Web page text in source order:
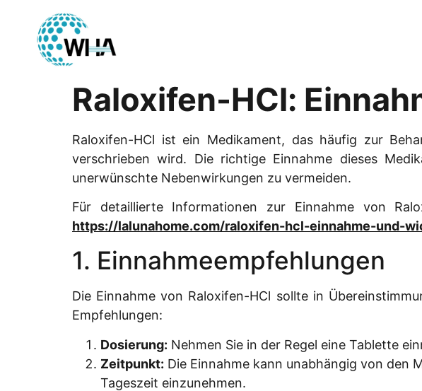
Raloxifen-HCl:
Raloxifen-HCl ist ein Medikament, das häufig zur
verschrieben wird. Die richtige Einnahme dieses
unerwünschte Nebenwirkungen zu vermeiden.
Für detaillierte Informationen zur Einnahme von
https://lalunahome.com/raloxifen-hcl-einnahme-und-
1. Einnahmeempfehlungen
Die Einnahme von Raloxifen-HCl sollte in
Empfehlungen:
Dosierung: Nehmen Sie in der Regel eine Tablette
Zeitpunkt: Die Einnahme kann unabhängig von den
Tageszeit einzunehmen.